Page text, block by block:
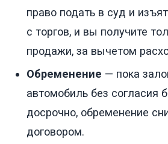
право подать в суд и
с торгов, и вы получите
продажи, за вычетом
Обременение — пока
автомобиль без согласия
досрочно, обременение
договором.